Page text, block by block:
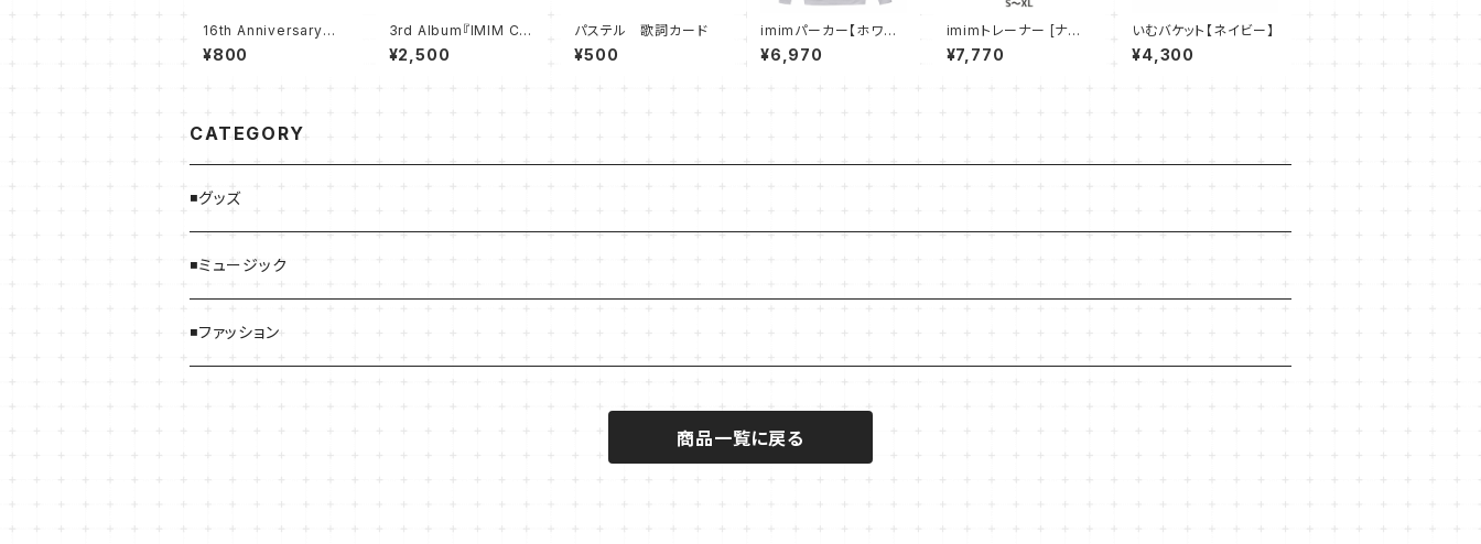
16th Anniversaryポリ
ショルダーバッグ
¥800
3rd Album『IMIM CA
TCHER』
¥2,500
パステル 歌詞カード
¥500
imimパーカー【ホワイ
ト】
¥6,970
imimトレーナー [ナチ
ュラル]
¥7,770
いむバケット【ネイビー】
¥4,300
CATEGORY
◾️グッズ
◾️ミュージック
◾️ファッション
商品一覧に戻る